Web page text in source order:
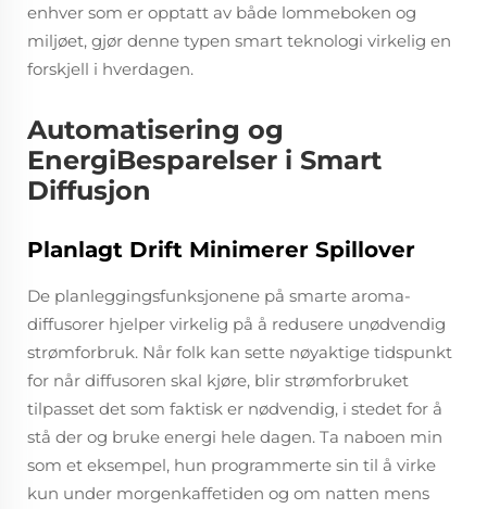
enhver som er opptatt av både lommeboken og
miljøet, gjør denne typen smart teknologi virkelig en
forskjell i hverdagen.
Automatisering og
EnergiBesparelser i Smart
Diffusjon
Planlagt Drift Minimerer Spillover
De planleggingsfunksjonene på smarte aroma-
diffusorer hjelper virkelig på å redusere unødvendig
strømforbruk. Når folk kan sette nøyaktige tidspunkt
for når diffusoren skal kjøre, blir strømforbruket
tilpasset det som faktisk er nødvendig, i stedet for å
stå der og bruke energi hele dagen. Ta naboen min
som et eksempel, hun programmerte sin til å virke
kun under morgenkaffetiden og om natten mens